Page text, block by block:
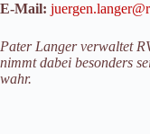
E-Mail:
Pater Langer verwaltet
nimmt dabei besonders
wahr.